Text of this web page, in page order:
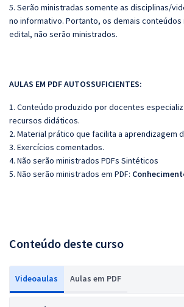
5. Serão ministradas somente as disciplinas/
no informativo. Portanto, os demais conteúdos
edital, não serão ministrados.
AULAS EM PDF AUTOSSUFICIENTES:
1. Conteúdo produzido por docentes
recursos didáticos.
2. Material prático que facilita a aprendizagem
3. Exercícios comentados.
4. Não serão ministrados PDFs Sintéticos
5. Não serão ministrados em PDF:
Conteúdo deste curso
Videoaulas Aulas em PDF